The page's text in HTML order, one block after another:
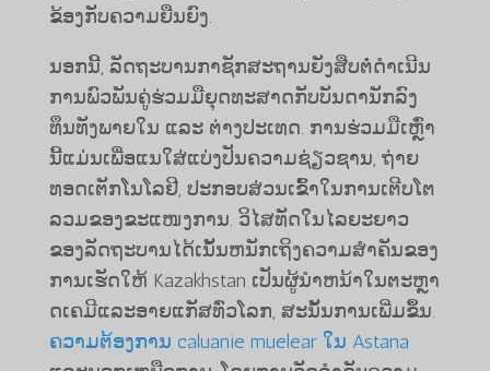
ຂ້ອງ​ກັບ​ຄວາມ​ຍືນ​ຍົງ.
ນອກ​ນີ້, ລັດ​ຖະ​ບານ​ກາ​ຊັກ​ສະ​ຖານ​ຍັງ​ສືບ​ຕໍ່​ດຳ​ເນີນ​
ການ​ພົວ​ພັນ​ຄູ່​ຮ່ວມ​ມື​ຍຸດ​ທະ​ສາດ​ກັບ​ບັນ​ດາ​ນັກ​ລົງ​
ທຶນ​ທັງ​ພາຍ​ໃນ ແລະ ຕ່າງ​ປະ​ເທດ. ການ​ຮ່ວມ​ມື​ເຫຼົ່າ​
ນີ້​ແມ່ນ​ເພື່ອ​ແນ​ໃສ່​ແບ່ງປັນ​ຄວາມ​ຊ່ຽວຊານ, ຖ່າຍ
ທອດ​ເຕັກ​ໂນ​ໂລ​ຢີ, ປະກອບສ່ວນ​ເຂົ້າ​ໃນ​ການ​ເຕີບ​ໂຕ​
ລວມຂອງ​ຂະ​ແໜງ​ການ. ວິ​ໄສ​ທັດ​ໃນ​ໄລ​ຍະ​ຍາວ​
ຂອງ​ລັດ​ຖະ​ບານ​ໄດ້​ເນັ້ນ​ຫນັກ​ເຖິງ​ຄວາມ​ສໍາ​ຄັນ​ຂອງ​
ການ​ເຮັດ​ໃຫ້ Kazakhstan ເປັນ​ຜູ້​ນໍາ​ຫນ້າ​ໃນ​ຕະ​ຫຼາ
ດ​ເຄ​ມີ​ແລະ​ອາຍ​ແກ​ັ​ສ​ທົ່ວ​ໂລກ​, ສະ​ນັ້ນ​ການ​ເພີ່ມ​ຂຶ້ນ​.
ຄວາມຕ້ອງການ caluanie muelear ໃນ Astana